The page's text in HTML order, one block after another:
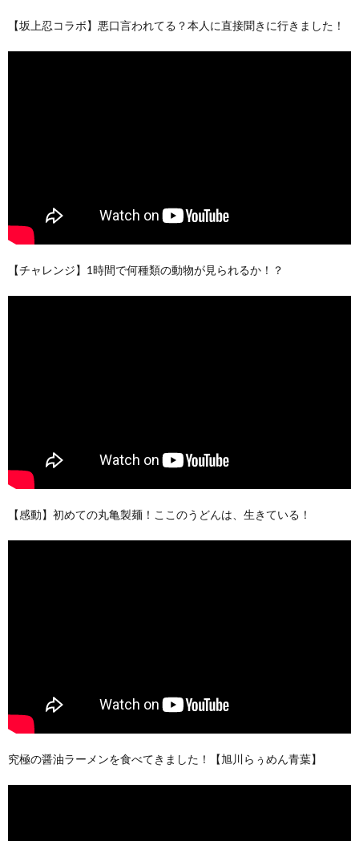
【坂上忍コラボ】悪口言われてる？本人に直接聞きに行きました！
【チャレンジ】1時間で何種類の動物が見られるか！？
【感動】初めての丸亀製麺！ここのうどんは、生きている！
究極の醤油ラーメンを食べてきました！【旭川らぅめん青葉】